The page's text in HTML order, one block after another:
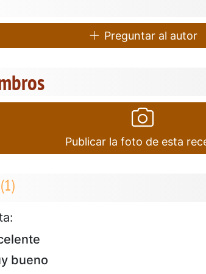
Preguntar al autor
Publicar la foto de esta
bueno